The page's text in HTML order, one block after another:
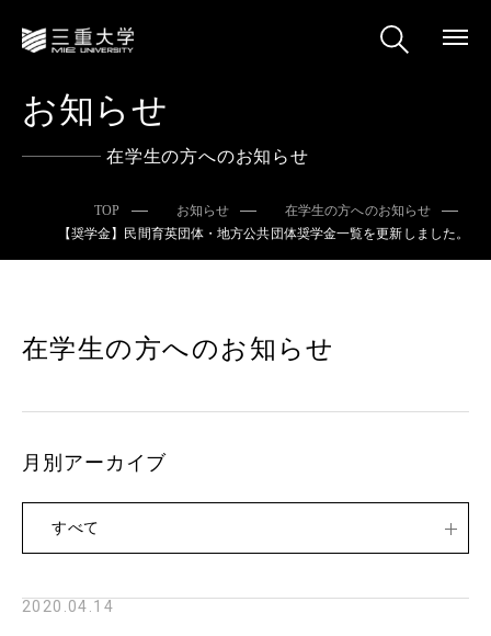
お知らせ
在学生の方へのお知らせ
TOP お知らせ
在学生の方へのお知らせ
【奨学金】民間育英団体・地方公共団体奨学金一覧を更新しました。
2020.04.14
在学生の方へのお知らせ
月別アーカイブ
すべて